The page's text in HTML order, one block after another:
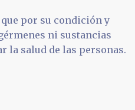
por su condición y
ni sustancias
la salud de las personas.